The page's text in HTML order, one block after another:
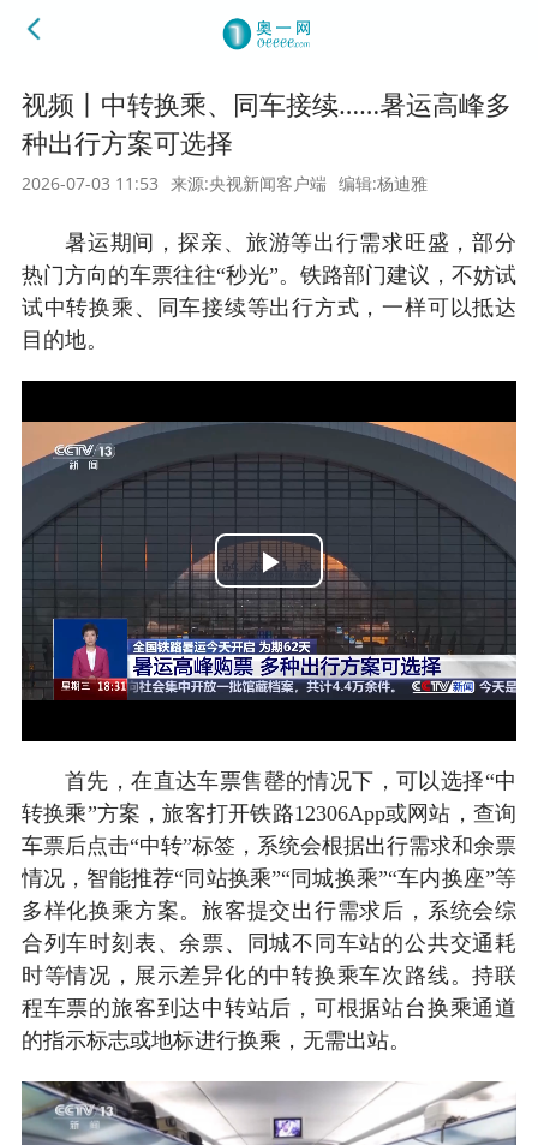
视频丨中转换乘、同车接续……暑运高峰多
种出行方案可选择
2026-07-03 11:53 来源:央视新闻客户端 编辑:杨迪雅
暑运期间，探亲、旅游等出行需求旺盛，部分
热门方向的车票往往“秒光”。铁路部门建议，不妨试
试中转换乘、同车接续等出行方式，一样可以抵达
目的地。
Play
Video
首先，在直达车票售罄的情况下，可以选择“中
转换乘”方案，旅客打开铁路12306App或网站，查询
车票后点击“中转”标签，系统会根据出行需求和余票
情况，智能推荐“同站换乘”“同城换乘”“车内换座”等
多样化换乘方案。旅客提交出行需求后，系统会综
合列车时刻表、余票、同城不同车站的公共交通耗
时等情况，展示差异化的中转换乘车次路线。持联
程车票的旅客到达中转站后，可根据站台换乘通道
的指示标志或地标进行换乘，无需出站。